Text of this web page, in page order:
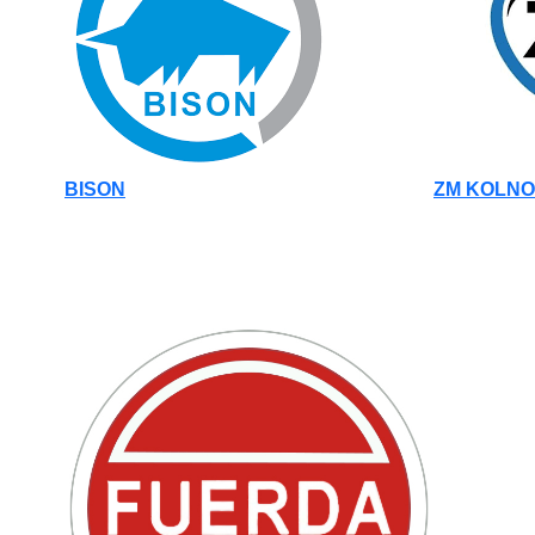
BISON ZM KOLNO